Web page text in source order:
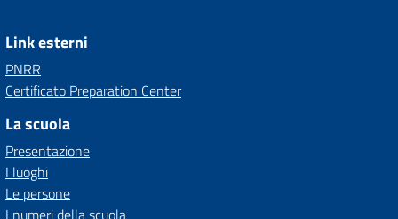
Link esterni
PNRR
Certificato Preparation Center
La scuola
Presentazione
I luoghi
Le persone
I numeri della scuola